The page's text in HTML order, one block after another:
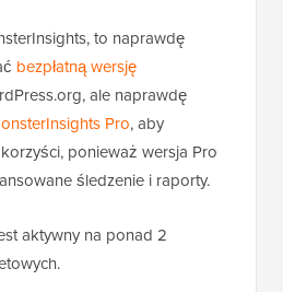
to naprawdę
bezpłatną wersję
ale naprawdę
Pro, aby
ponieważ wersja Pro
śledzenie i raporty.
aktywny na ponad 2